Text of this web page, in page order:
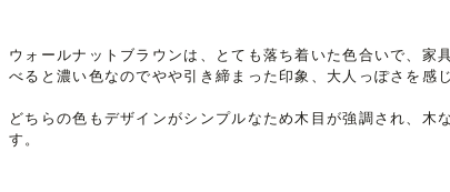
ウォールナットブラウンは、とても落ち着いた色合いで、家
べると濃い色なのでやや引き締まった印象、大人っぽさを感
どちらの色もデザインがシンプルなため木目が強調され、木
す。